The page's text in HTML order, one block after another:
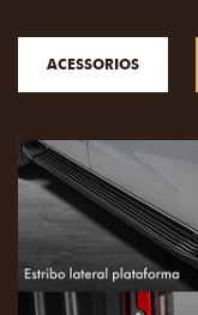
ACESSORIOS